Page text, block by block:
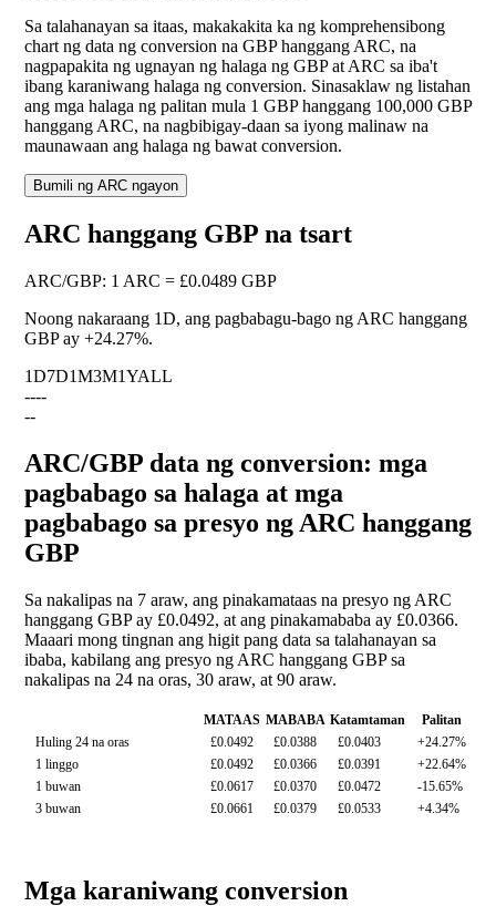
Sa talahanayan sa itaas, makakakita ka ng komprehensibong
chart ng data ng conversion na GBP hanggang ARC, na
nagpapakita ng ugnayan ng halaga ng GBP at ARC sa iba't
ibang karaniwang halaga ng conversion. Sinasaklaw ng listahan
ang mga halaga ng palitan mula 1 GBP hanggang 100,000 GBP
hanggang ARC, na nagbibigay-daan sa iyong malinaw na
maunawaan ang halaga ng bawat conversion.
Bumili ng ARC ngayon
ARC hanggang GBP na tsart
ARC/GBP: 1 ARC = £0.0489 GBP
Noong nakaraang 1D, ang pagbabagu-bago ng ARC hanggang
GBP ay +24.27%.
1D7D1M3M1YALL
----
--
ARC/GBP data ng conversion: mga
pagbabago sa halaga at mga
pagbabago sa presyo ng ARC hanggang
GBP
Sa nakalipas na 7 araw, ang pinakamataas na presyo ng ARC
hanggang GBP ay £0.0492, at ang pinakamababa ay £0.0366.
Maaari mong tingnan ang higit pang data sa talahanayan sa
ibaba, kabilang ang presyo ng ARC hanggang GBP sa
nakalipas na 24 na oras, 30 araw, at 90 araw.
MATAAS MABABA Katamtaman
Palitan
Huling 24 na oras
£0.0492 £0.0388 £0.0403
+24.27%
1 linggo
£0.0492 £0.0366 £0.0391
+22.64%
1 buwan
£0.0617 £0.0370 £0.0472
-15.65%
3 buwan
£0.0661 £0.0379 £0.0533 +4.34%
Mga karaniwang conversion